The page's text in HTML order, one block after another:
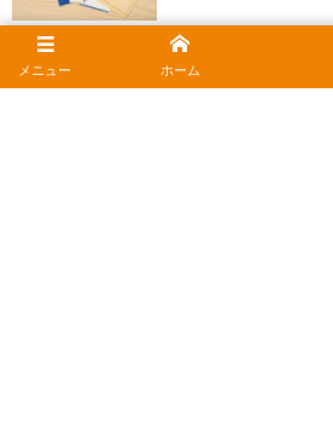
auかんたん決済の限
と上限変更の手順
メニュー ホーム